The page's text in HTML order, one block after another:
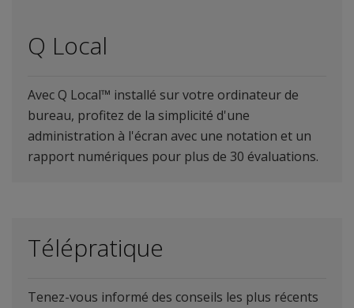
Q Local
Avec Q Local™ installé sur votre ordinateur de
bureau, profitez de la simplicité d'une
administration à l'écran avec une notation et un
rapport numériques pour plus de 30 évaluations.
Télépratique
Tenez-vous informé des conseils les plus récents